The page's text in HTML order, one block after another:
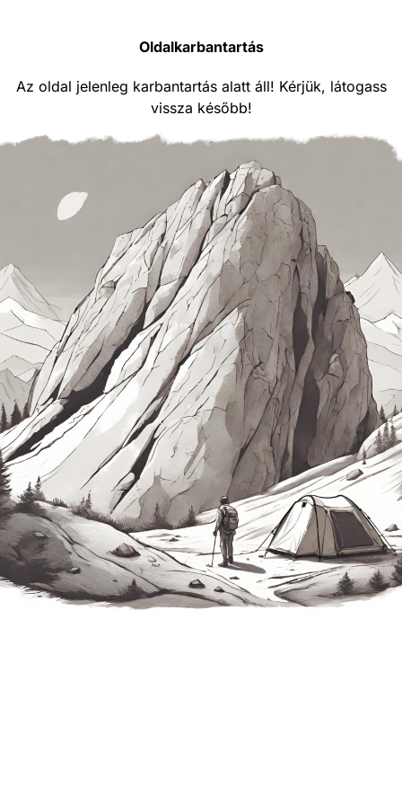
Oldalkarbantartás
Az oldal jelenleg karbantartás alatt áll! Kérjük, látogass
vissza később!